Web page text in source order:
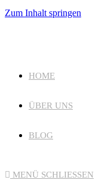
Zum Inhalt springen
HOME
ÜBER UNS
BLOG
MENÜ SCHLIESSEN